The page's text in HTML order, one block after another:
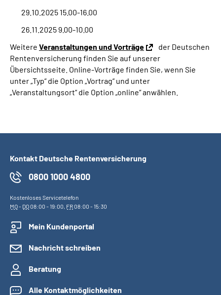
29.10.2025 15.00-16.00
26.11.2025 9.00-10.00
Weitere Veranstaltungen und Vorträge
der Deutschen
Rentenversicherung finden Sie auf unserer
Übersichtsseite. Online-Vorträge finden Sie, wenn Sie
unter „Typ“ die Option „Vortrag“ und unter
„Veranstaltungsort“ die Option „online“ anwählen.
Kontakt Deutsche Rentenversicherung
0800 1000 4800
Kostenloses Servicetelefon
MO- DO08:00 - 19:00, FR08:00 - 15:30
Mein Kundenportal
Nachricht schreiben
Beratung
Alle Kontaktmöglichkeiten